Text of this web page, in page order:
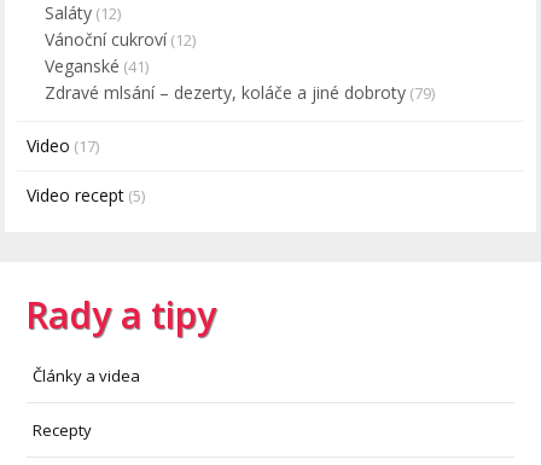
Saláty (12)
Vánoční cukroví(12)
Veganské (41)
Zdravé mlsání – dezerty, koláče a jiné dobroty (79)
Video (17)
Video recept (5)
Rady a tipy
Články a videa
Recepty